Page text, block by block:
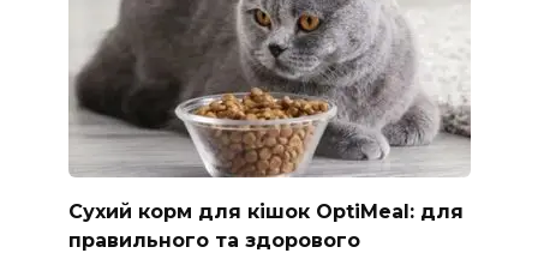
Сухий корм для кішок OptiMeal: для
правильного та здорового